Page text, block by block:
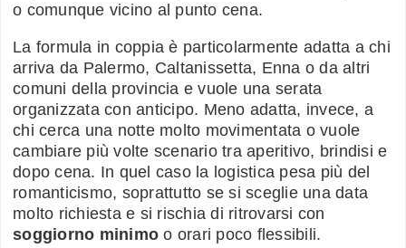
o comunque vicino al punto cena.
La formula in coppia è particolarmente adatta a chi
arriva da Palermo, Caltanissetta, Enna o da altri
comuni della provincia e vuole una serata
organizzata con anticipo. Meno adatta, invece, a
chi cerca una notte molto movimentata o vuole
cambiare più volte scenario tra aperitivo, brindisi e
dopo cena. In quel caso la logistica pesa più del
romanticismo, soprattutto se si sceglie una data
molto richiesta e si rischia di ritrovarsi con
soggiorno minimo o orari poco flessibili.